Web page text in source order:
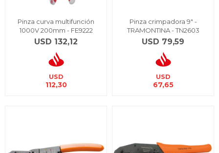
Pinza curva multifunción
1000V 200mm - FE9222
USD 132,12
USD
112,30
Pinza crimpadora 9" -
TRAMONTINA - TN2603
USD 79,59
USD
67,65